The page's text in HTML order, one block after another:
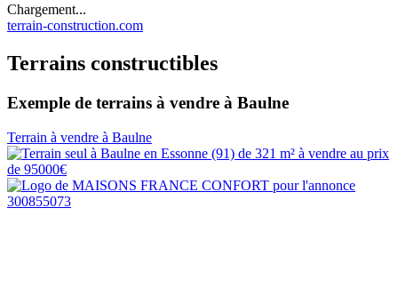
Chargement...
terrain-construction.com
Terrains constructibles
Exemple de terrains à vendre à Baulne
Terrain à vendre à Baulne